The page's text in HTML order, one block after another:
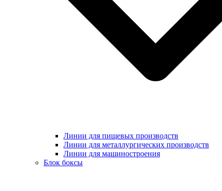
Линии для пищевых производств
Линии для металлургических производств
Линии для машиностроения
Блок боксы